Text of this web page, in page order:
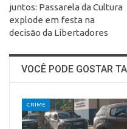
juntos: Passarela da Cultura
explode em festa na
decisão da Libertadores
VOCÊ PODE GOSTAR
CRIME